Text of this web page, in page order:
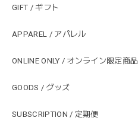
GIFT / ギフト
APPAREL / アパレル
ONLINE ONLY / オンライン限定商品
GOODS / グッズ
SUBSCRIPTION / 定期便